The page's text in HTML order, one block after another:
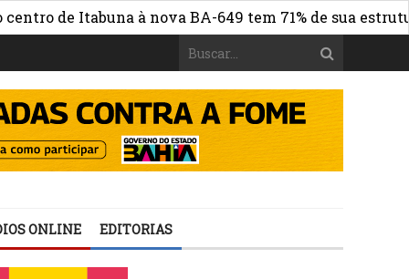
Itabuna à nova BA-649 tem 71% de sua estrutura de
ONLINE EDITORIAS